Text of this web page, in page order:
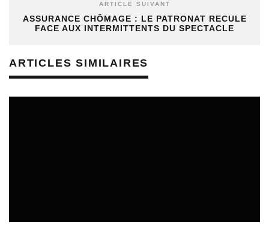
ARTICLE SUIVANT
ASSURANCE CHÔMAGE : LE PATRONAT RECULE
FACE AUX INTERMITTENTS DU SPECTACLE
ARTICLES SIMILAIRES